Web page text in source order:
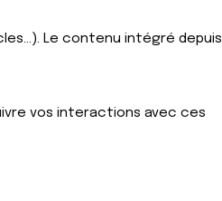
Le contenu intégré depuis
vos interactions avec ces